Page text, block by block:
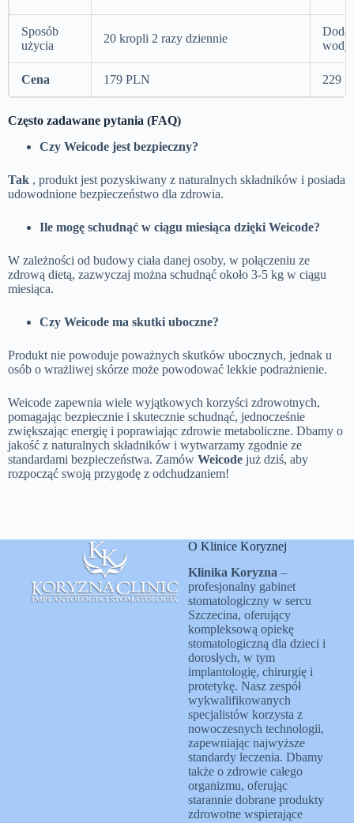
Sposób
użycia
20 kropli 2 razy dziennie
Cena 179 PLN 229
Często zadawane pytania (FAQ)
Czy Weicode jest bezpieczny?
Tak , produkt jest pozyskiwany z naturalnych składników i posiada
udowodnione bezpieczeństwo dla zdrowia.
Ile mogę schudnąć w ciągu miesiąca dzięki Weicode?
W zależności od budowy ciała danej osoby, w połączeniu ze
zdrową dietą, zazwyczaj można schudnąć około 3-5 kg w ciągu
miesiąca.
Czy Weicode ma skutki uboczne?
Produkt nie powoduje poważnych skutków ubocznych, jednak u
osób o wrażliwej skórze może powodować lekkie podrażnienie.
Weicode zapewnia wiele wyjątkowych korzyści zdrowotnych,
pomagając bezpiecznie i skutecznie schudnąć, jednocześnie
zwiększając energię i poprawiając zdrowie metaboliczne. Dbamy o
jakość z naturalnych składników i wytwarzamy zgodnie ze
standardami bezpieczeństwa. Zamów Weicode już dziś, aby
rozpocząć swoją przygodę z odchudzaniem!
O Klinice Koryznej
Klinika Koryzna –
profesjonalny gabinet
stomatologiczny w sercu
Szczecina, oferujący
kompleksową opiekę
stomatologiczną dla dzieci i
dorosłych, w tym
implantologię, chirurgię i
protetykę. Nasz zespół
wykwalifikowanych
specjalistów korzysta z
nowoczesnych technologii,
zapewniając najwyższe
standardy leczenia. Dbamy
także o zdrowie całego
organizmu, oferując
starannie dobrane produkty
zdrowotne wspierające